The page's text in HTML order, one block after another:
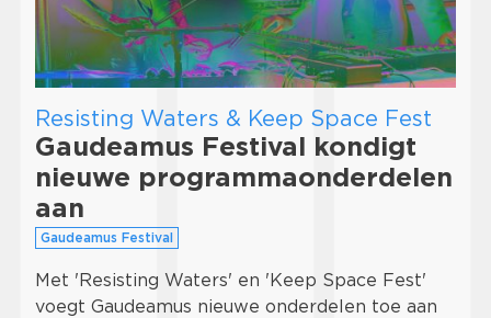
Resisting Waters & Keep Space Fest
Gaudeamus Festival kondigt
nieuwe programmaonderdelen
aan
Gaudeamus Festival
Met 'Resisting Waters' en 'Keep Space Fest'
voegt Gaudeamus nieuwe onderdelen toe aan